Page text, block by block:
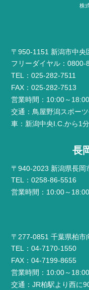
株
〒950-1151 新潟市中央
フリーダイヤル：0800-
TEL：025-282-7511
FAX：025-282-7513
営業時間：10:00～
交通：鳥屋野潟スポー
車：新潟中央I.C.から1分
長
〒940-2023 新潟県長岡
TEL：0258-86-5516
営業時間：10:00～
〒277-0851 千葉県柏市
TEL：04-7170-1550
FAX：04-7199-8655
営業時間：10:00～
交通：JR柏駅より西に